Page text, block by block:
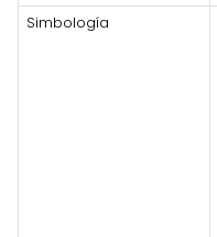
Simbología